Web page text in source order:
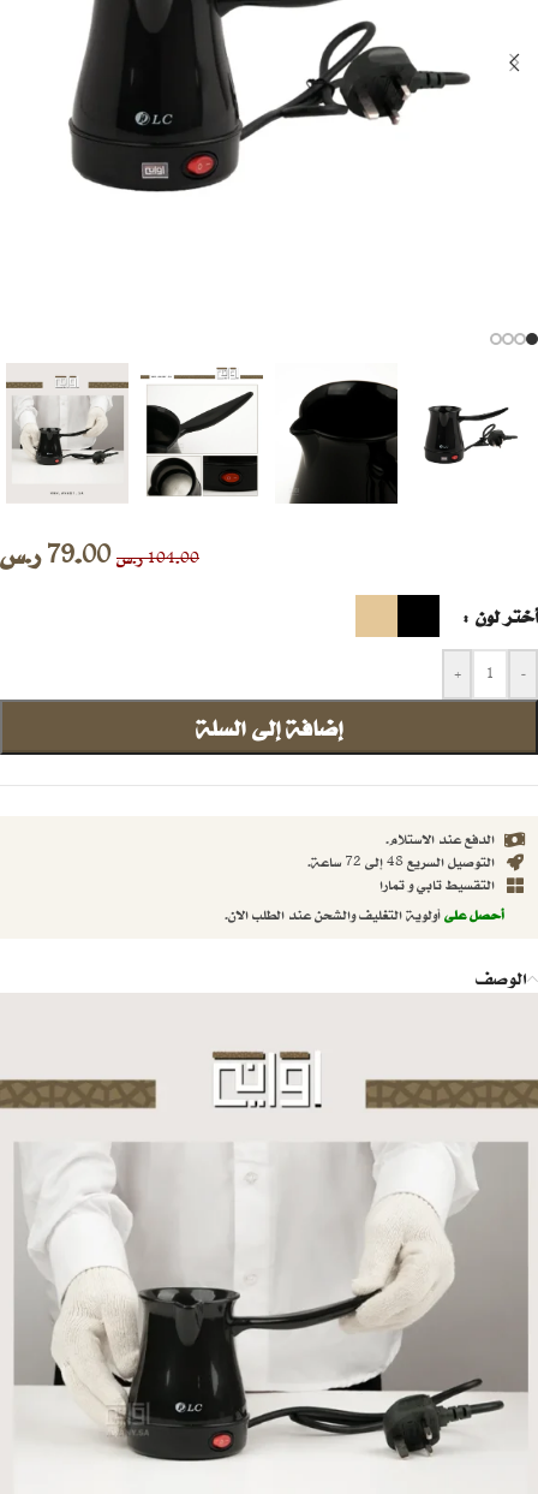
104.00ر.س 79.00 ر.س
أختر لون
-
+
إضافة إلى السلة
الدفع عند الاستلام.
التوصيل السريع 48 إلى 72 ساعة.
التقسيط تابي و تمارا
أحصل علىأولوية التغليف والشحن عند الطلب الان.
الوصف